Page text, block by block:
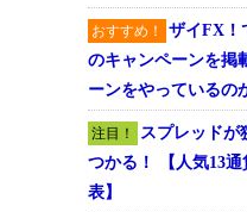
おすすめ！
ザイFX！
のキャンペーンを掲
ーンをやっているの
注目！
スプレッドが
つかる！ 【人気13
表】